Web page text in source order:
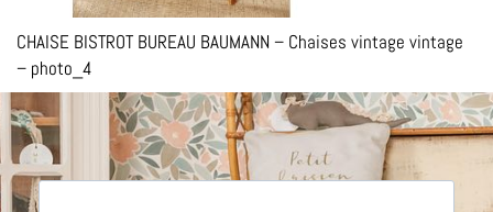
CHAISE BISTROT BUREAU BAUMANN – Chaises vintage vintage
– photo_4